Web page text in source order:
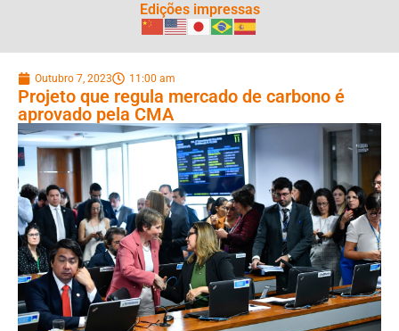
Edições impressas
Outubro 7, 2023 11:00 am
Projeto que regula mercado de carbono é
aprovado pela CMA